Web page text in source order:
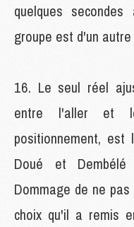
quelques
groupe est d'un autre
Le seul réel
entre l'aller et
positionnement, est
Doué et
Dommage de ne
choix qu'il a remis